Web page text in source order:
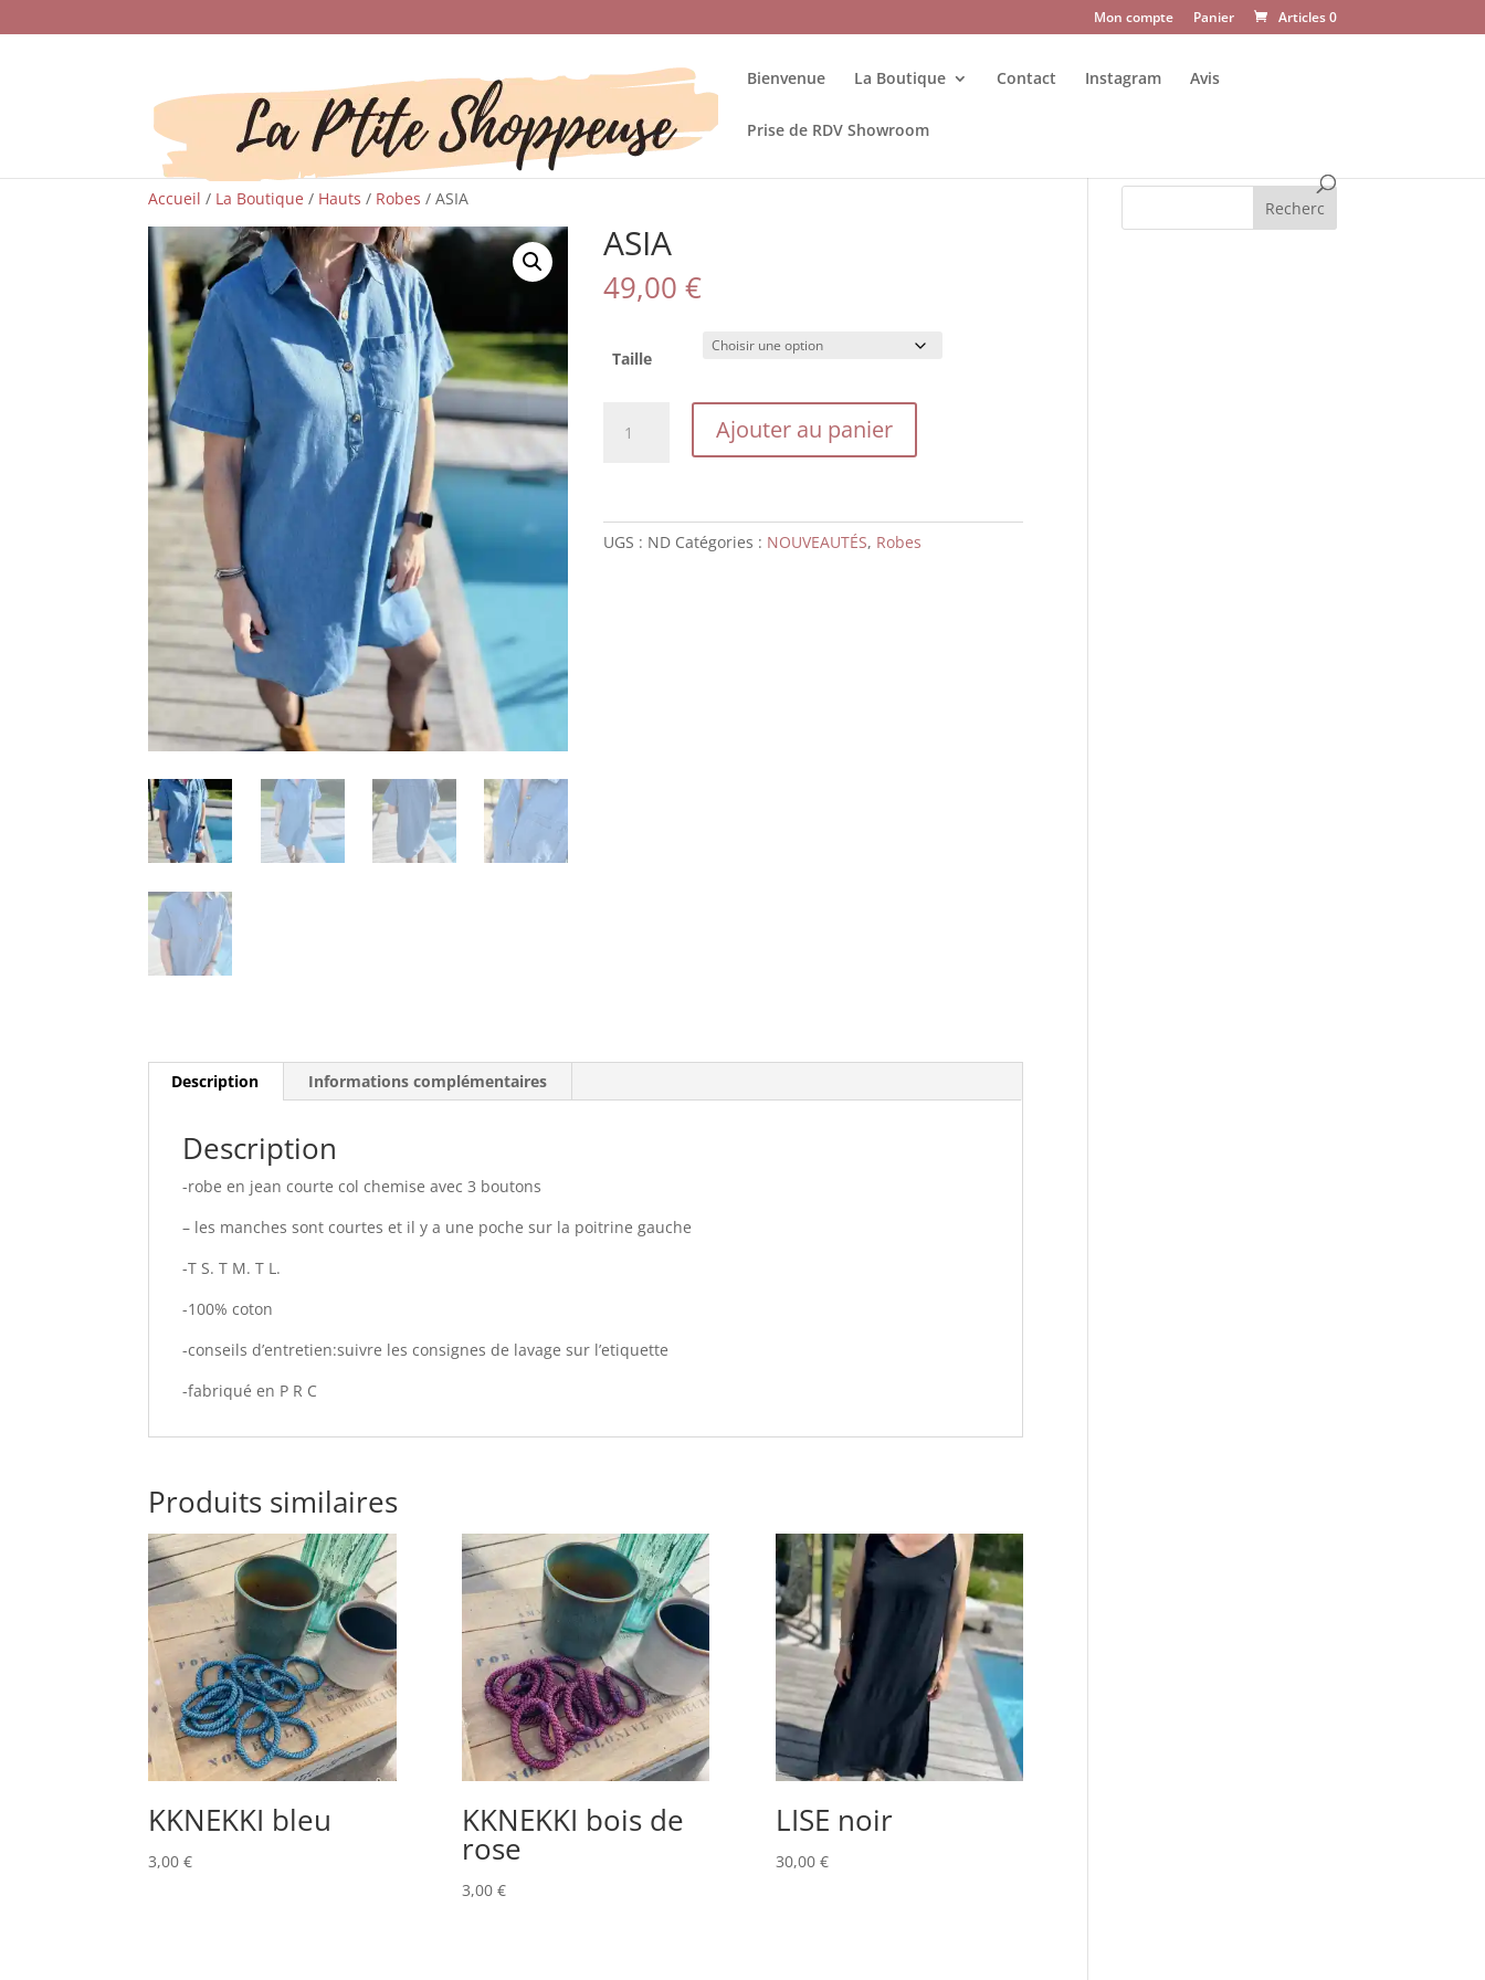
Mon compte Panier Articles 0
Bienvenue La Boutique Contact Instagram Avis
Prise de RDV Showroom
Accueil / La Boutique / Hauts / Robes / ASIA
ASIA
49,00€
Taille
Ajouter au panier
UGS : ND Catégories : NOUVEAUTÉS, Robes
Description Informations complémentaires
Description
-robe en jean courte col chemise avec 3 boutons
– les manches sont courtes et il y a une poche sur la poitrine gauche
-T S. T M. T L.
-100% coton
-conseils d’entretien:suivre les consignes de lavage sur l’etiquette
-fabriqué en P R C
Produits similaires
KKNEKKI bleu
3,00€
KKNEKKI bois de
rose
3,00 €
LISE noir
30,00 €
Recherc